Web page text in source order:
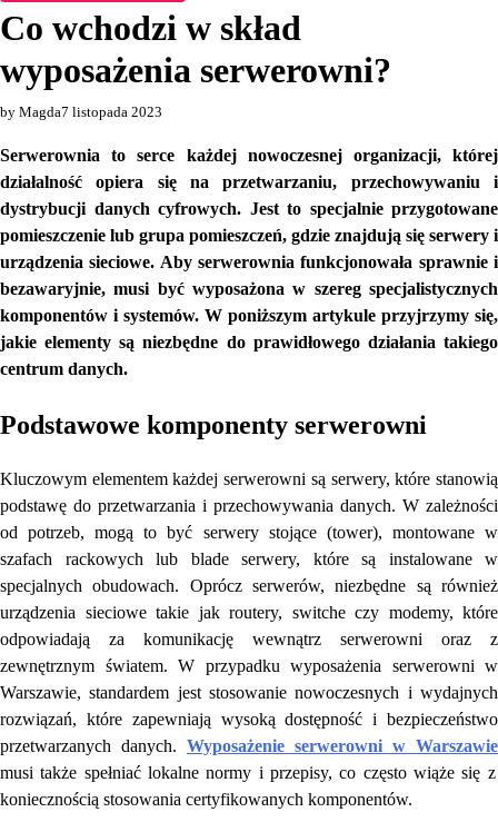
Co wchodzi w skład
wyposażenia serwerowni?
by Magda7 listopada 2023
Serwerownia to serce każdej nowoczesnej organizacji, której
działalność opiera się na przetwarzaniu, przechowywaniu i
dystrybucji danych cyfrowych. Jest to specjalnie przygotowane
pomieszczenie lub grupa pomieszczeń, gdzie znajdują się serwery i
urządzenia sieciowe. Aby serwerownia funkcjonowała sprawnie i
bezawaryjnie, musi być wyposażona w szereg specjalistycznych
komponentów i systemów. W poniższym artykule przyjrzymy się,
jakie elementy są niezbędne do prawidłowego działania takiego
centrum danych.
Podstawowe komponenty serwerowni
Kluczowym elementem każdej serwerowni są serwery, które stanowią
podstawę do przetwarzania i przechowywania danych. W zależności
od potrzeb, mogą to być serwery stojące (tower), montowane w
szafach rackowych lub blade serwery, które są instalowane w
specjalnych obudowach. Oprócz serwerów, niezbędne są również
urządzenia sieciowe takie jak routery, switche czy modemy, które
odpowiadają za komunikację wewnątrz serwerowni oraz z
zewnętrznym światem. W przypadku wyposażenia serwerowni w
Warszawie, standardem jest stosowanie nowoczesnych i wydajnych
rozwiązań, które zapewniają wysoką dostępność i bezpieczeństwo
przetwarzanych danych. Wyposażenie serwerowni w Warszawie
musi także spełniać lokalne normy i przepisy, co często wiąże się z
koniecznością stosowania certyfikowanych komponentów.